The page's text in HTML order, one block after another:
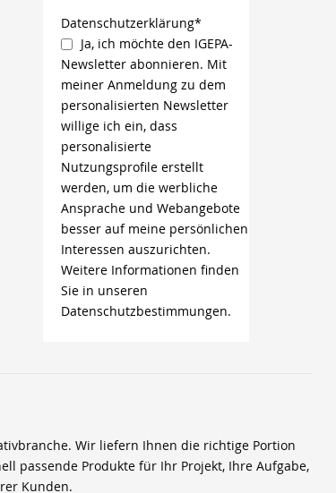
Datenschutzerklärung*
Ja, ich möchte den IGEPA-
Newsletter abonnieren. Mit
meiner Anmeldung zu dem
personalisierten Newsletter
willige ich ein, dass
personalisierte
Nutzungsprofile erstellt
werden, um die werbliche
Ansprache und Webangebote
besser auf meine persönlichen
Interessen auszurichten.
Weitere Informationen finden
Sie in unseren
Datenschutzbestimmungen.
Wir liefern Ihnen die richtige Portion
passende Produkte für Ihr Projekt, Ihre Aufgabe,
Kunden.